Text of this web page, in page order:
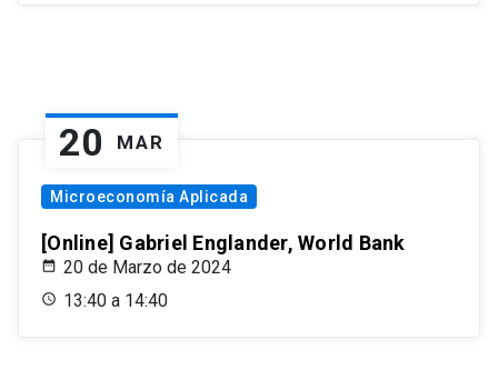
20 MAR
Microeconomía Aplicada
[Online] Gabriel Englander, World Bank
20 de Marzo de 2024
13:40 a 14:40